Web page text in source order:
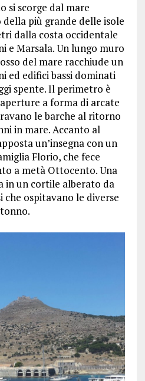
si scorge dal mare
più grande delle isole
dalla costa occidentale
e Marsala. Un lungo muro
del mare racchiude un
ed edifici bassi dominati
spente. Il perimetro è
a forma di arcate
le barche al ritorno
in mare. Accanto al
un’insegna con un
Florio, che fece
a metà Ottocento. Una
in un cortile alberato da
che ospitavano le diverse